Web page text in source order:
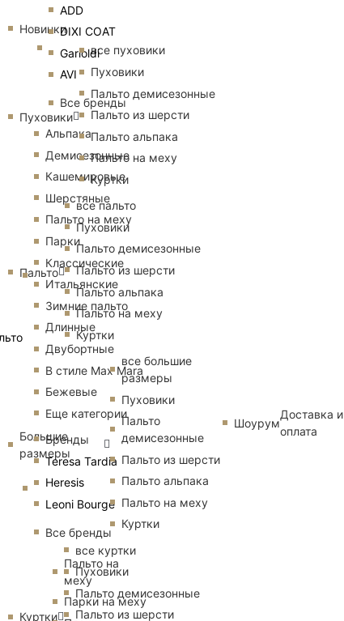
ADD
DIXI COAT
Garioldi
AVI
Все бренды
Альпака
Демисезонные
Кашемировые
Шерстяные
Пальто на меху
Парки
Классические
Итальянские
Зимние пальто
Длинные
Двубортные
В стиле Max Mara
Бежевые
Еще категории
Бренды
Teresa Tardia
Heresis
Leoni Bourge
Все бренды
Пальто на
меху
Парки на меху
Новинки
Пуховики
все пуховики
Пуховики
Пальто демисезонные
Пальто из шерсти
Пальто альпака
Пальто на меху
Куртки
Пальто
все пальто
Пуховики
Пальто демисезонные
Пальто из шерсти
Пальто альпака
Пальто на меху
Куртки
Большие
размеры
все большие
размеры
Пуховики
Пальто
демисезонные
Пальто из шерсти
Пальто альпака
Пальто на меху
Куртки
Куртки
все куртки
Пуховики
Пальто демисезонные
Пальто из шерсти
Шоурум
Доставка и
оплата